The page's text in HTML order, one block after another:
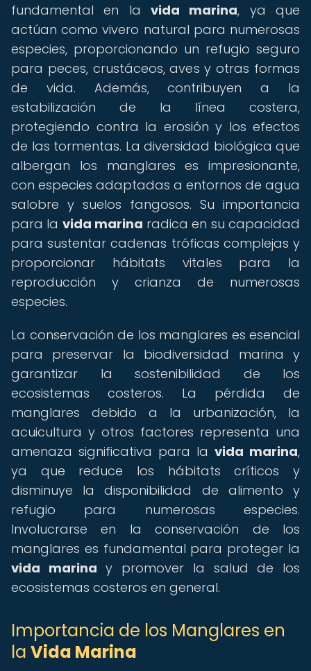
fundamental en la vida marina, ya que
actúan como vivero natural para numerosas
especies, proporcionando un refugio seguro
para peces, crustáceos, aves y otras formas
de vida. Además, contribuyen a la
estabilización de la línea costera,
protegiendo contra la erosión y los efectos
de las tormentas. La diversidad biológica que
albergan los manglares es impresionante,
con especies adaptadas a entornos de agua
salobre y suelos fangosos. Su importancia
para la vida marina radica en su capacidad
para sustentar cadenas tróficas complejas y
proporcionar hábitats vitales para la
reproducción y crianza de numerosas
especies.
La conservación de los manglares es esencial
para preservar la biodiversidad marina y
garantizar la sostenibilidad de los
ecosistemas costeros. La pérdida de
manglares debido a la urbanización, la
acuicultura y otros factores representa una
amenaza significativa para la vida marina,
ya que reduce los hábitats críticos y
disminuye la disponibilidad de alimento y
refugio para numerosas especies.
Involucrarse en la conservación de los
manglares es fundamental para proteger la
vida marina y promover la salud de los
ecosistemas costeros en general.
Importancia de los Manglares en
la Vida Marina